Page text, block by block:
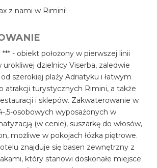
z nami w Rimini!
- obiekt położony w pierwszej linii
dzielnicy Viserba, zaledwie
szerokiej plaży Adriatyku i łatwym
atrakcji turystycznych Rimini, a także
i sklepów. Zakwaterowanie w
,5-osobowych wyposażonych w
(w cenie), suszarkę do włosów,
możliwe w pokojach łóżka piętrowe.
znajduje się basen zewnętrzny z
który stanowi doskonałe miejsce